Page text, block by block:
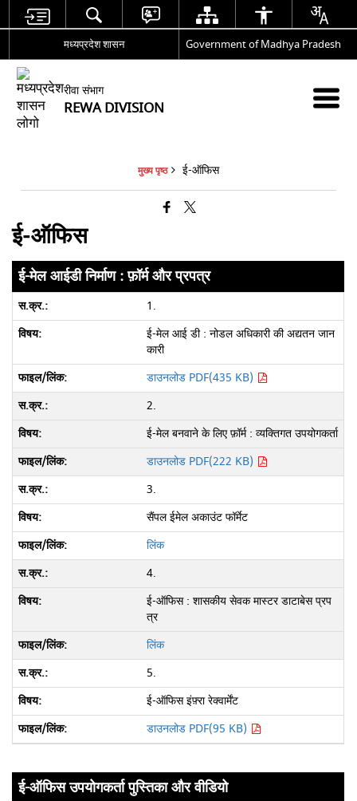
मध्यप्रदेश शासन Government of Madhya Pradesh
रीवा संभाग
REWA DIVISION
मुख्य पृष्ठ ई-ऑफिस
ई-ऑफिस
ई-मेल आईडी निर्माण : फ़ॉर्म और प्रपत्र
1.
ई-मेल आई डी : नोडल अधिकारी की अद्यतन जान
कारी
डाउनलोड PDF(435 KB)
2.
ई-मेल बनवाने के लिए फ़ॉर्म : व्यक्तिगत उपयोगकर्ता
डाउनलोड PDF(222 KB)
3.
सैंपल ईमेल अकाउंट फॉर्मेट
लिंक
4.
ई-ऑफिस : शासकीय सेवक मास्टर डाटाबेस प्रप
त्र
लिंक
5.
ई-ऑफिस इंफ़्रा रेक्वार्मेंट
डाउनलोड PDF(95 KB)
ई-ऑफिस उपयोगकर्ता पुस्तिका और वीडियो